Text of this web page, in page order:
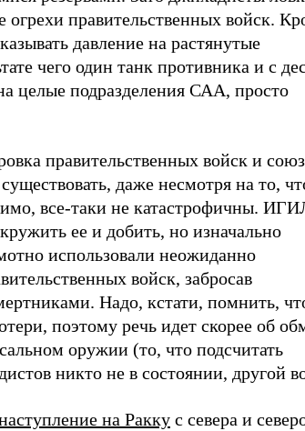
огрехи правительственных войск.
давление на растянутые
чего один танк противника и с
целые подразделения САА, просто
правительственных войск и
даже несмотря на то,
все-таки не катастрофичны.
ее и добить, но изначально
использовали неожиданно
войск, забросав
Надо, кстати, помнить,
поэтому речь идет скорее об
оружии (то, что подсчитать
никто не в состоянии, другой
на Ракку с севера и